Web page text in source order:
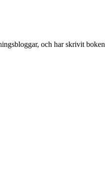
och har skrivit boken